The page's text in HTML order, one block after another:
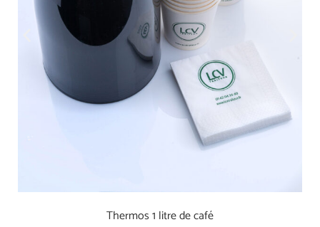
Thermos 1 litre de café